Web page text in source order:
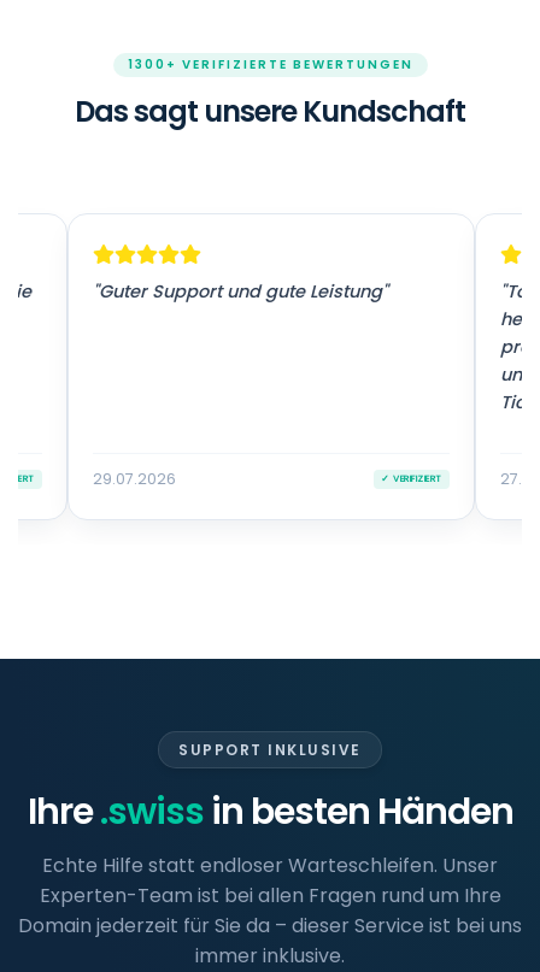
1300+ VERIFIZIERTE BEWERTUNGEN
Das sagt unsere Kundschaft
sie "Guter Support und gute Leistung"
29.07.2026 ✓ VERIFIZIERT
SUPPORT INKLUSIVE
Ihre.swissin besten Händen
Echte Hilfe statt endloser Warteschleifen. Unser
Experten-Team ist bei allen Fragen rund um Ihre
Domain jederzeit für Sie da – dieser Service ist bei uns
immer inklusive.